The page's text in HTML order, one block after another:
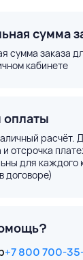
сумма
сумма заказа
кабинете
расчёт.
отсрочка
для каждого
договоре)
+7 800 700-